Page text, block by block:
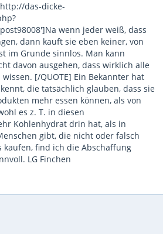
das-dicke-
wenn jeder weiß, dass
dann kauft sie eben keiner, von
im Grunde sinnlos. Man kann
davon ausgehen, dass wirklich alle
[/QUOTE] Ein Bekannter hat
die tatsächlich glauben, dass sie
mehr essen können, als von
es z. T. in diesen
Kohlenhydrat drin hat, als in
gibt, die nicht oder falsch
find ich die Abschaffung
LG Finchen